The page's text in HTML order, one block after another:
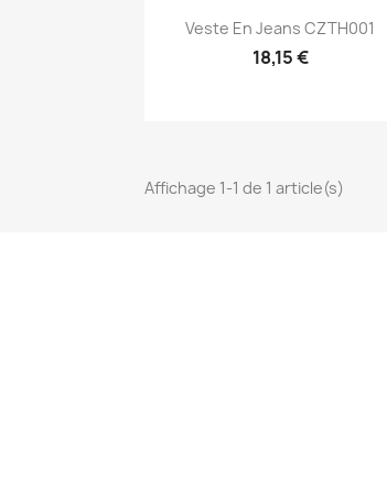
 Aperçu rapide
Veste En Jeans CZTH001
18,15 €
Affichage 1-1 de 1 article(s)